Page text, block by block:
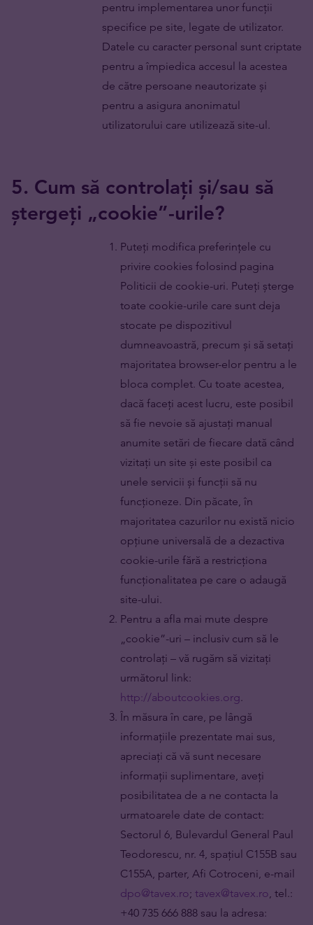
pentru implementarea unor funcții
specifice pe site, legate de utilizator.
Datele cu caracter personal sunt criptate
pentru a împiedica accesul la acestea
de către persoane neautorizate și
pentru a asigura anonimatul
utilizatorului care utilizează site-ul.
5. Cum să controlați și/sau să
ștergeți „cookie”-urile?
Puteți modifica preferințele cu
privire cookies folosind pagina
Politicii de cookie-uri. Puteți șterge
toate cookie-urile care sunt deja
stocate pe dispozitivul
dumneavoastră, precum și să setați
majoritatea browser-elor pentru a le
bloca complet. Cu toate acestea,
dacă faceți acest lucru, este posibil
să fie nevoie să ajustați manual
anumite setări de fiecare dată când
vizitați un site și este posibil ca
unele servicii și funcții să nu
funcționeze. Din păcate, în
majoritatea cazurilor nu există nicio
opțiune universală de a dezactiva
cookie-urile fără a restricționa
funcționalitatea pe care o adaugă
site-ului.
Pentru a afla mai mute despre
„cookie”-uri – inclusiv cum să le
controlați – vă rugăm să vizitați
următorul link:
http://aboutcookies.org.
În măsura în care, pe lângă
informațiile prezentate mai sus,
apreciați că vă sunt necesare
informații suplimentare, aveți
posibilitatea de a ne contacta la
urmatoarele date de contact:
Sectorul 6, Bulevardul General Paul
Teodorescu, nr. 4, spațiul C155B sau
C155A, parter, Afi Cotroceni, e-mail
dpo@tavex.ro; tavex@tavex.ro, tel.:
+40 735 666 888 sau la adresa: